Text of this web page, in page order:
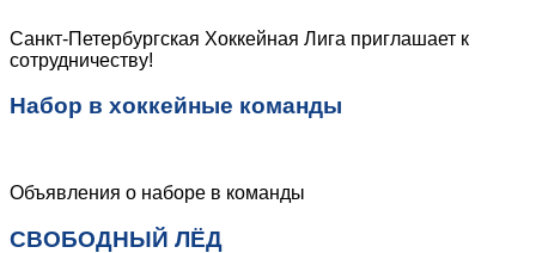
Санкт-Петербургская Хоккейная Лига приглашает к
сотрудничеству!
Набор в хоккейные команды
Объявления о наборе в команды
СВОБОДНЫЙ ЛЁД